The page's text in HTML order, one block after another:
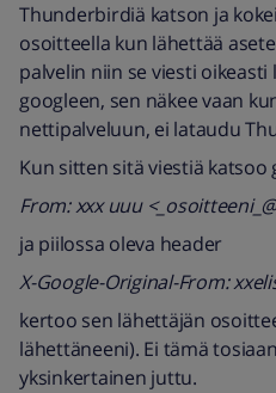
Thunderbirdiä katson ja
osoitteella kun lähettää
palvelin niin se viesti
googleen, sen näkee vaan
nettipalveluun, ei lataudu
Kun sitten sitä viestiä katsoo
From: xxx uuu
ja piilossa oleva header
X-Google-Original-From:
kertoo sen lähettäjän
lähettäneeni). Ei tämä
yksinkertainen juttu.